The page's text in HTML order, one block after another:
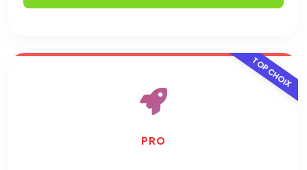
TOP CHOIX
PRO